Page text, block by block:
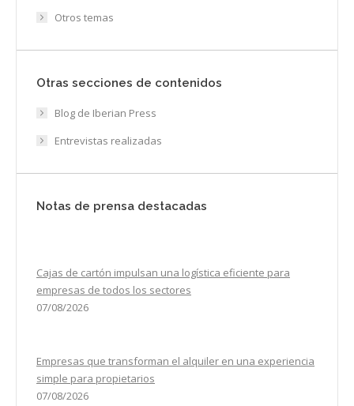
Otros temas
Otras secciones de contenidos
Blog de Iberian Press
Entrevistas realizadas
Notas de prensa destacadas
Cajas de cartón impulsan una logística eficiente para
empresas de todos los sectores
07/08/2026
Empresas que transforman el alquiler en una experiencia
simple para propietarios
07/08/2026